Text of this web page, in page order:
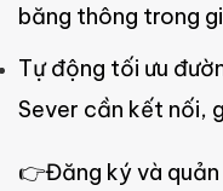
băng thông trong
Tự động tối ưu
Sever cần kết nối,
👉Đăng ký và quản